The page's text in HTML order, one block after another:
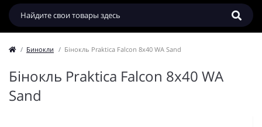
Бинокли Бінокль Praktica Falcon 8x40 WA Sand
Бінокль Praktica Falcon 8x40 WA
Sand